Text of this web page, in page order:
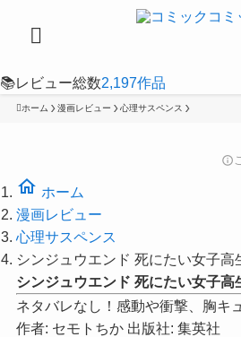
📚レビュー総数2,197作品
ホーム 漫画レビュー 心理サスペンス
info
home ホーム
漫画レビュー
心理サスペンス
シンジュウエンド 死にたい女子高
シンジュウエンド 死にたい女子高
ネタバレなし！感動や衝撃、胸キ
作者: セモトちか 出版社: 集英社